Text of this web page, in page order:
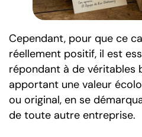
Cependant, pour que ce
réellement positif, il est
répondant à de véritables
apportant une valeur
ou original, en se
de toute autre entreprise.